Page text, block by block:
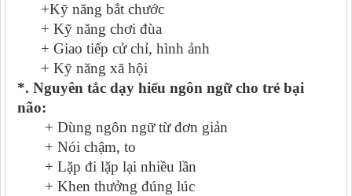
+Kỹ năng bắt chước
+ Kỹ năng chơi đùa
+ Giao tiếp cử chỉ, hình ảnh
+ Kỹ năng xã hội
*. Nguyên tắc dạy hiểu ngôn ngữ cho trẻ bại
não:
+ Dùng ngôn ngữ từ đơn giản
+ Nói chậm, to
+ Lặp đi lặp lại nhiều lần
+ Khen thưởng đúng lúc